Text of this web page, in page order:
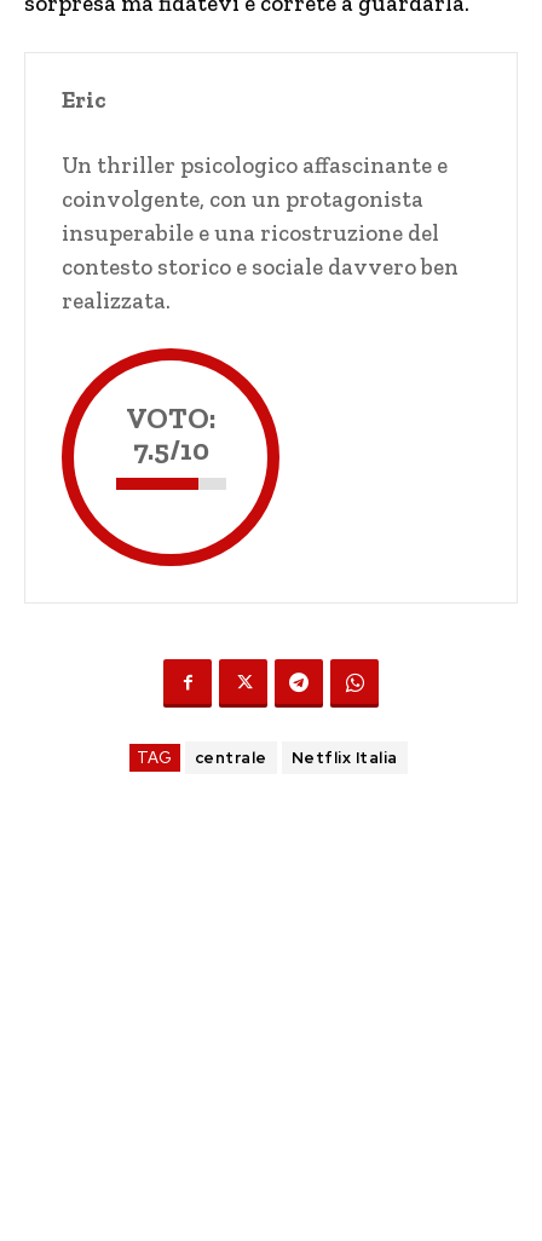
Eric
Un thriller psicologico affascinante e
coinvolgente, con un protagonista
insuperabile e una ricostruzione del
contesto storico e sociale davvero ben
realizzata.
VOTO:
7.5/10
TAG centrale Netflix Italia